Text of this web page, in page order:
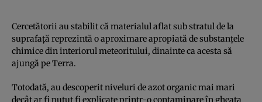
Cercetătorii au stabilit că materialul aflat sub stratul de la
suprafaţă reprezintă o aproximare apropiată de substanţele
chimice din interiorul meteoritului, dinainte ca acesta să
ajungă pe Terra.
Totodată, au descoperit niveluri de azot organic mai mari